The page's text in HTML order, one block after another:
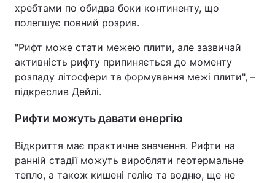
хребтами по обидва боки континенту, що
полегшує повний розрив.
"Рифт може стати межею плити, але зазвичай
активність рифту припиняється до моменту
розпаду літосфери та формування межі плити", –
підкреслив Дейлі.
Рифти можуть давати енергію
Відкриття має практичне значення. Рифти на
ранній стадії можуть виробляти геотермальне
тепло, а також кишені гелію та водню, ще не